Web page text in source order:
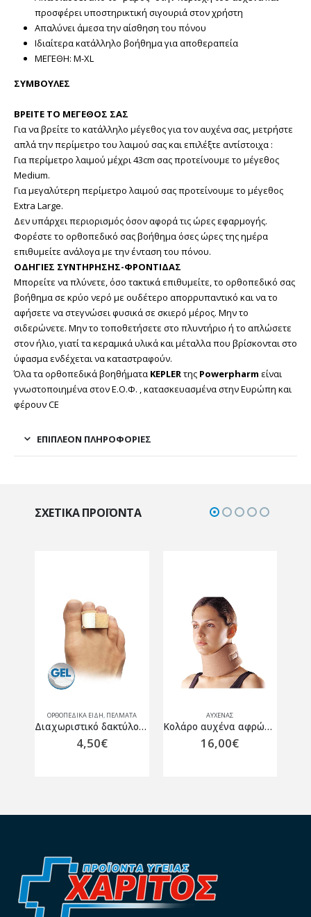
προσφέρει υποστηρικτική σιγουριά στον χρήστη
Απαλύνει άμεσα την αίσθηση του πόνου
Ιδιαίτερα κατάλληλο βοήθημα για αποθεραπεία
ΜΕΓΕΘΗ: Μ-XL
ΣΥΜΒΟΥΛΕΣ
ΒΡΕΙΤΕ ΤΟ ΜΕΓΕΘΟΣ ΣΑΣ
Για να βρείτε το κατάλληλο μέγεθος για τον αυχένα σας, μετρήστε
απλά την περίμετρο του λαιμού σας και επιλέξτε αντίστοιχα :
Για περίμετρο λαιμού μέχρι 43cm σας προτείνουμε το μέγεθος
Medium.
Για μεγαλύτερη περίμετρο λαιμού σας προτείνουμε το μέγεθος
Extra Large.
Δεν υπάρχει περιορισμός όσον αφορά τις ώρες εφαρμογής.
Φορέστε το ορθοπεδικό σας βοήθημα όσες ώρες της ημέρα
επιθυμείτε ανάλογα με την ένταση του πόνου.
ΟΔΗΓΙΕΣ ΣΥΝΤΗΡΗΣΗΣ-ΦΡΟΝΤΙΔΑΣ
Μπορείτε να πλύνετε, όσο τακτικά επιθυμείτε, το ορθοπεδικό σας
βοήθημα σε κρύο νερό με ουδέτερο απορρυπαντικό και να το
αφήσετε να στεγνώσει φυσικά σε σκιερό μέρος. Μην το
σιδερώνετε. Μην το τοποθετήσετε στο πλυντήριο ή το απλώσετε
στον ήλιο, γιατί τα κεραμικά υλικά και μέταλλα που βρίσκονται στο
ύφασμα ενδέχεται να καταστραφούν.
Όλα τα ορθοπεδικά βοηθήματα KEPLERτης Powerpharm είναι
γνωστοποιημένα στον Ε.Ο.Φ. , κατασκευασμένα στην Ευρώπη και
φέρουν CE
ΕΠΙΠΛΈΟΝ ΠΛΗΡΟΦΟΡΊΕΣ
ΣΧΕΤΙΚΆ ΠΡΟΪΌΝΤΑ
ΟΡΘΟΠΕΔΙΚΑ ΕΙΔΗ, ΠΈΛΜΑΤΑ
Διαχωριστικό δακτύλου με gel.
4,50€
ΑΥΧΈΝΑΣ
Κολάρο αυχένα αφρώδες Oppo 4091 μπεζ
16,00€